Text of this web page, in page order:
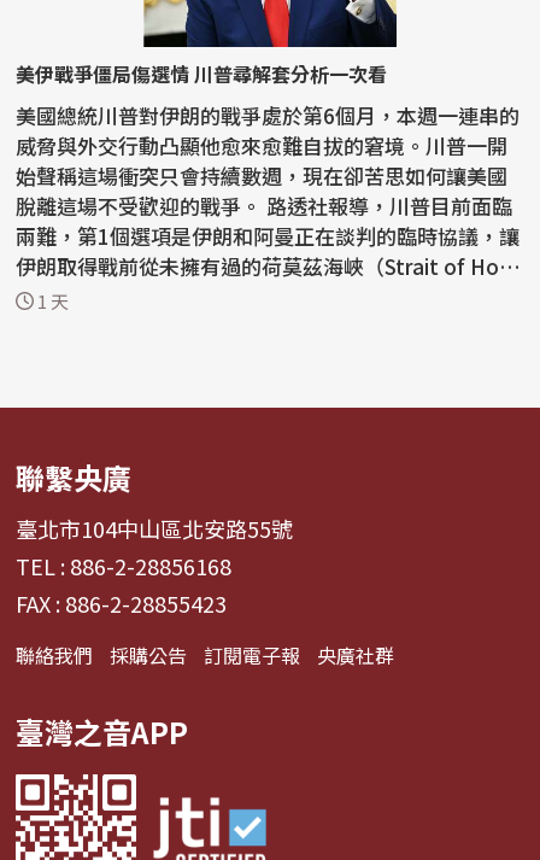
美伊戰爭僵局傷選情 川普尋解套分析一次看
美國總統川普對伊朗的戰爭處於第6個月，本週一連串的
威脅與外交行動凸顯他愈來愈難自拔的窘境。川普一開
始聲稱這場衝突只會持續數週，現在卻苦思如何讓美國
脫離這場不受歡迎的戰爭。 路透社報導，川普目前面臨
兩難，第1個選項是伊朗和阿曼正在談判的臨時協議，讓
伊朗取得戰前從未擁有過的荷莫茲海峽（Strait of Ho
r...1 天
聯繫央廣
臺北市104中山區北安路55號
TEL : 886-2-28856168
FAX : 886-2-28855423
聯絡我們 採購公告 訂閱電子報 央廣社群
臺灣之音APP